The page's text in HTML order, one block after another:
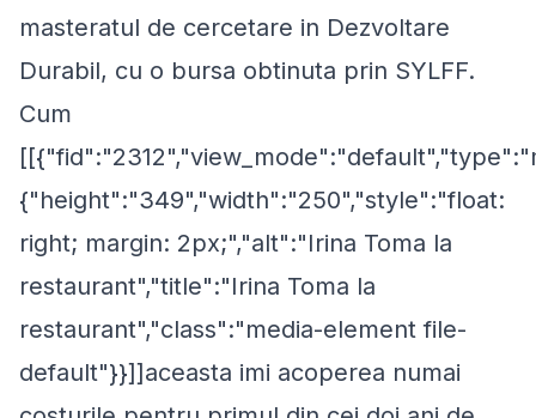
masteratul de cercetare in Dezvoltare
Durabil, cu o bursa obtinuta prin SYLFF.
Cum
{"height":"349","width":"250","style":"float:
right; margin: 2px;","alt":"Irina Toma la
restaurant","title":"Irina Toma la
restaurant","class":"media-element file-
default"}}]]aceasta imi acoperea numai